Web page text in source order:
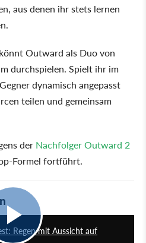
aus denen ihr stets lernen
Outward als Duo von
durchspielen. Spielt ihr im
dynamisch angepasst
teilen und gemeinsam
der Nachfolger Outward 2
Formel fortführt.
Regen mit Aussicht auf